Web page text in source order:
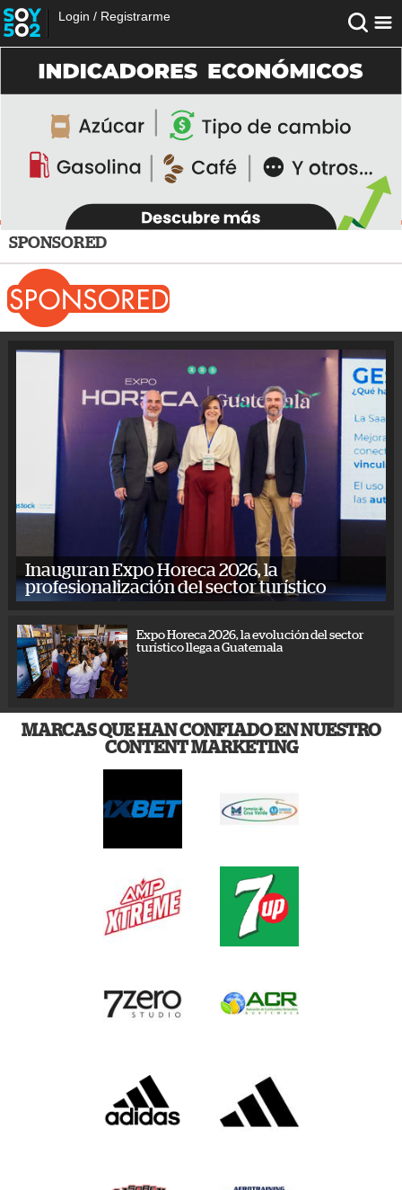
Login / Registrarme
SPONSORED
Inauguran Expo Horeca 2026, la
profesionalización del sector turístico
Expo Horeca 2026, la evolución del sector
turístico llega a Guatemala
MARCAS QUE HAN CONFIADO EN NUESTRO
CONTENT MARKETING